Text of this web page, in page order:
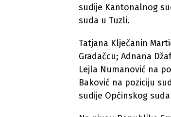
sudije Kantonalnog
suda u Tuzli.
Tatjana Klječanin
Gradačcu; Adnana
Lejla Numanović na
Baković na poziciju
sudije Općinskog